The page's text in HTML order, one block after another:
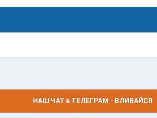
НАШ ЧАТ в ТЕЛЕГРАМ - ВЛИВАЙСЯ